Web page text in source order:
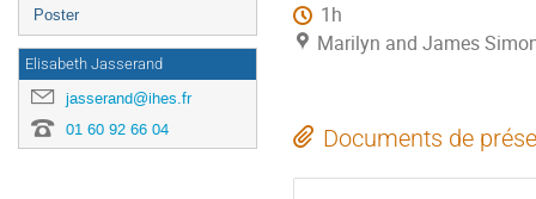
Poster
Elisabeth Jasserand
jasserand@ihes.fr
01 60 92 66 04
1h
Marilyn and James
Documents de